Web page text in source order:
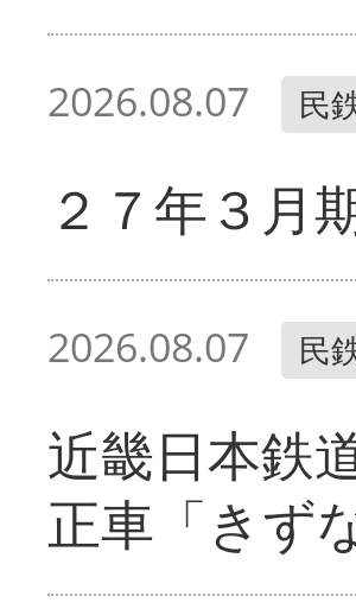
2026.08.07 民
２７年３月
2026.08.07 民
近畿日本鉄
正車「きず